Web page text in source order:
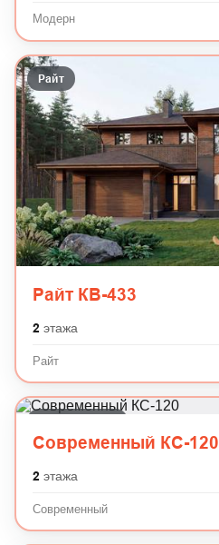
Модерн
Райт
Райт КВ-433
2 этажа
Райт
Современный КС-120
2 этажа
Современный